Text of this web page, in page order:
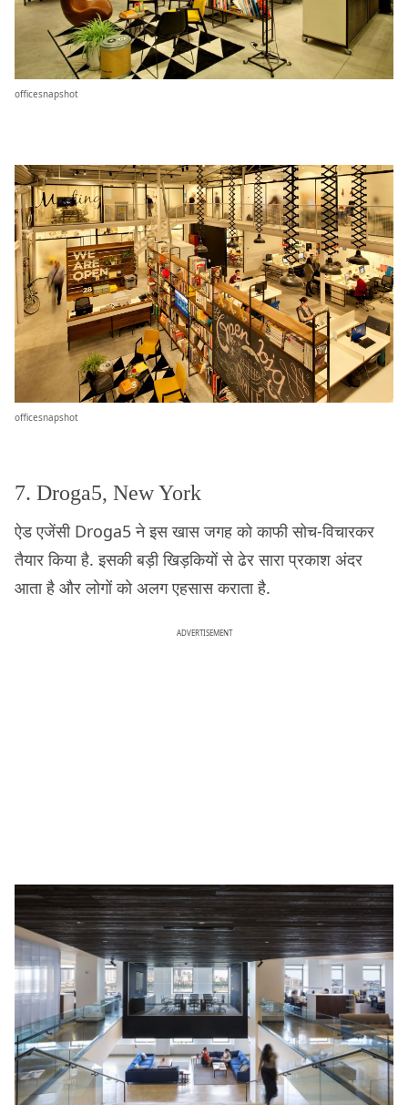
officesnapshot
officesnapshot
7. Droga5, New York
ऐड एजेंसी Droga5 ने इस खास जगह को काफी सोच-विचारकर
तैयार किया है. इसकी बड़ी खिड़कियों से ढेर सारा प्रकाश अंदर
आता है और लोगों को अलग एहसास कराता है.
ADVERTISEMENT